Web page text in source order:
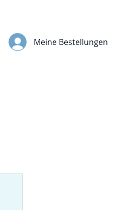
Meine Bestellungen